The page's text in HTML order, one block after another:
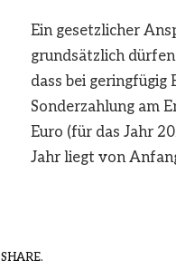
Ein gesetzlicher
grundsätzlich
dass bei
Sonderzahlung am
Euro (für das Jahr
Jahr liegt von
SHARE.